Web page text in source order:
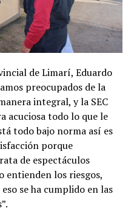
de Limarí, Eduardo
preocupados de la
integral, y la SEC
acuciosa todo lo que le
todo bajo norma así es
porque
de espectáculos
entienden los riesgos,
se ha cumplido en las